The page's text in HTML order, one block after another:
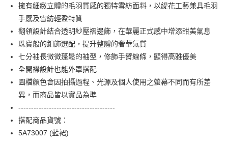
上海商業儲蓄銀行
台北富邦商業銀行
國泰世華商業銀行
臺灣中小企業銀行
台中商業銀行
匯豐（台灣）商業銀行
華泰商業銀行
聯邦商業銀行
遠東國際商業銀行
元大商業銀行
永豐商業銀行
玉山商業銀行
台新國際商業銀行
中國信託商業銀行
台灣樂天信用卡公司
Apple Pay
街口支付
AFTEE先享後付
相關說明
【關於「AFTEE先享後付」】
AFTEE先享後付是「在收到商品之後才付款」的支付方式。 讓您購物簡單
便利好安心！
１．簡單：不需註冊會員、不需綁卡、不需儲值。
２．便利：只要手機號碼，簡訊認證，即可結帳。
【「AFTEE先享後付」結帳流程】
付款後全家FamilyMart取貨
每筆NT$90，滿NT$3,600(含以上)免運費
擁有細緻立體的毛羽質感的獨特雪紡面料，以緹花工藝兼具毛羽
手感及雪紡輕盈特質
翻領設計結合透明紗壓褶邊飾，在華麗正式感中增添甜美氣息
珠寶般的釦飾選配，提升整體的奢華氣質
七分袖長微微蓬鬆的袖型，修飾手臂線條，顯得高雅優美
全開襟設計也能外罩搭配
圖檔顏色會因拍攝過程、光源及個人使用之螢幕不同而有所差
異，而商品皆以實品為準
--------------------------------------
搭配商品貨號：
5A73007 (藍裙)